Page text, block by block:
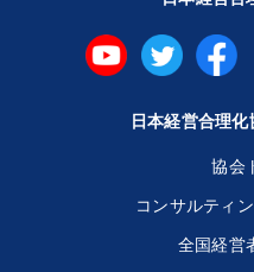
日本経営合理化
協会
コンサルティ
全国経営